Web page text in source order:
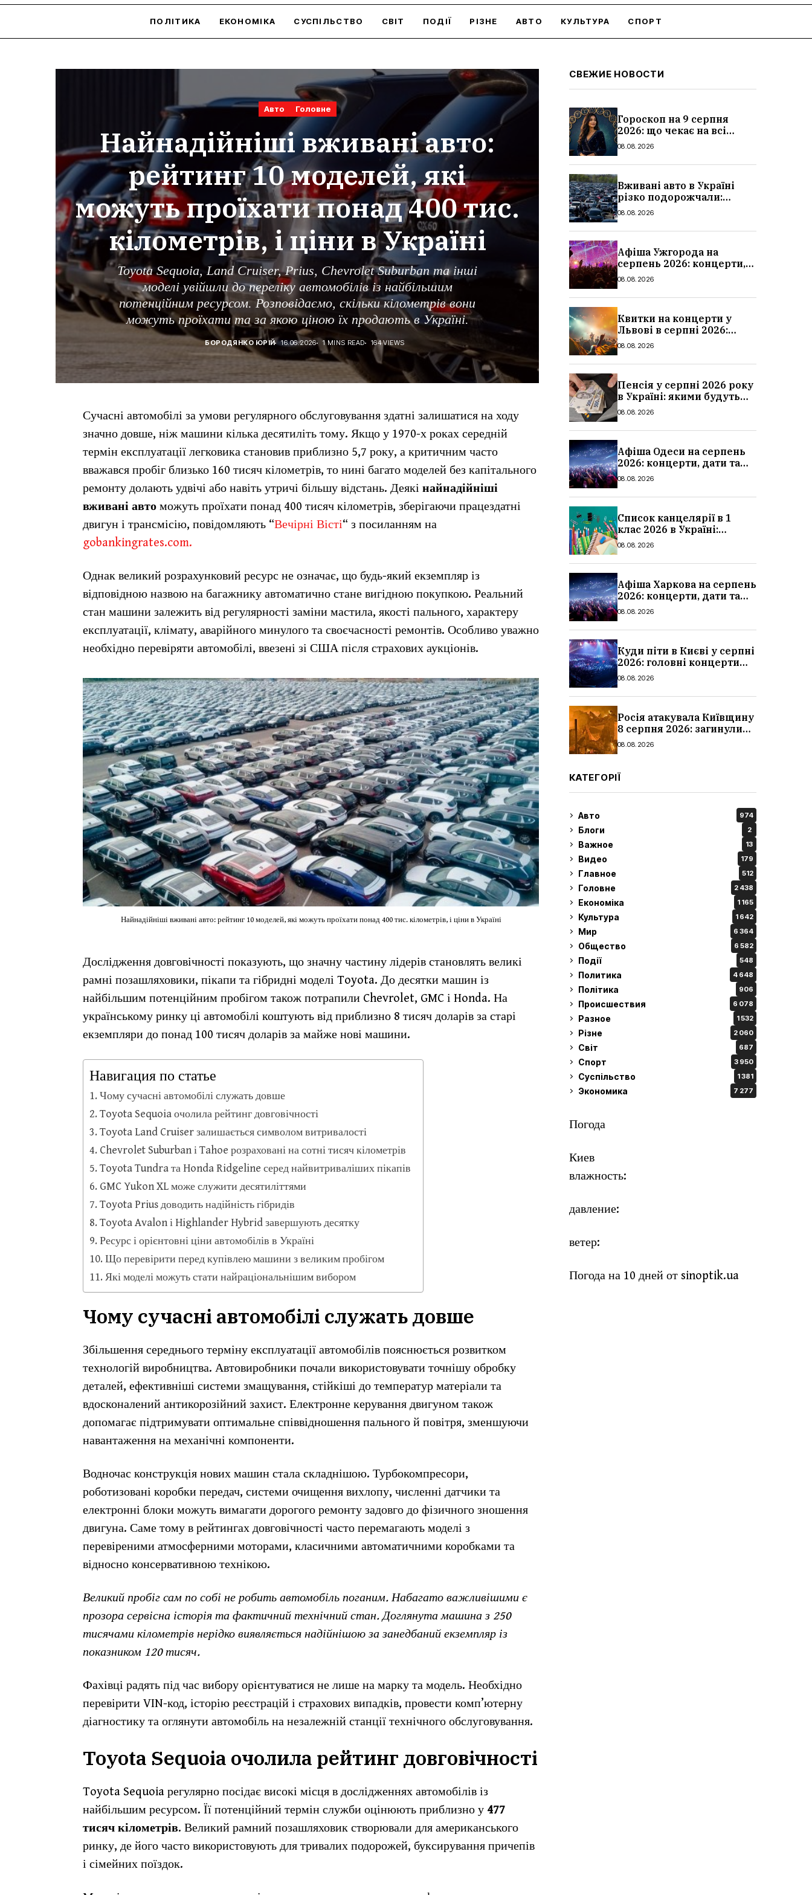
ПОЛІТИКА ЕКОНОМІКА СУСПІЛЬСТВО СВІТ ПОДІЇ РІЗНЕ АВТО КУЛЬТУРА СПОРТ
Авто Головне
Найнадійніші вживані авто:
рейтинг 10 моделей, які
можуть проїхати понад 400 тис.
кілометрів, і ціни в Україні
Toyota Sequoia, Land Cruiser, Prius, Chevrolet Suburban та інші
моделі увійшли до переліку автомобілів із найбільшим
потенційним ресурсом. Розповідаємо, скільки кілометрів вони
можуть проїхати та за якою ціною їх продають в Україні.
БОРОДЯНКО ЮРІЙ 16.06.2026 1 MINS READ 164 VIEWS
Сучасні автомобілі за умови регулярного обслуговування здатні залишатися на ходу
значно довше, ніж машини кілька десятиліть тому. Якщо у 1970-х роках середній
термін експлуатації легковика становив приблизно 5,7 року, а критичним часто
вважався пробіг близько 160 тисяч кілометрів, то нині багато моделей без капітального
ремонту долають удвічі або навіть утричі більшу відстань. Деякі найнадійніші
вживані авто можуть проїхати понад 400 тисяч кілометрів, зберігаючи працездатні
двигун і трансмісію, повідомляють “Вечірні Вісті“ з посиланням на
gobankingrates.com.
Однак великий розрахунковий ресурс не означає, що будь-який екземпляр із
відповідною назвою на багажнику автоматично стане вигідною покупкою. Реальний
стан машини залежить від регулярності заміни мастила, якості пального, характеру
експлуатації, клімату, аварійного минулого та своєчасності ремонтів. Особливо уважно
необхідно перевіряти автомобілі, ввезені зі США після страхових аукціонів.
Найнадійніші вживані авто: рейтинг 10 моделей, які можуть проїхати понад 400 тис. кілометрів, і ціни в Україні
Дослідження довговічності показують, що значну частину лідерів становлять великі
рамні позашляховики, пікапи та гібридні моделі Toyota. До десятки машин із
найбільшим потенційним пробігом також потрапили Chevrolet, GMC і Honda. На
українському ринку ці автомобілі коштують від приблизно 8 тисяч доларів за старі
екземпляри до понад 100 тисяч доларів за майже нові машини.
Навигация по статье
Чому сучасні автомобілі служать довше
Toyota Sequoia очолила рейтинг довговічності
Toyota Land Cruiser залишається символом витривалості
Chevrolet Suburban і Tahoe розраховані на сотні тисяч кілометрів
Toyota Tundra та Honda Ridgeline серед найвитриваліших пікапів
GMC Yukon XL може служити десятиліттями
Toyota Prius доводить надійність гібридів
Toyota Avalon і Highlander Hybrid завершують десятку
Ресурс і орієнтовні ціни автомобілів в Україні
Що перевірити перед купівлею машини з великим пробігом
Які моделі можуть стати найраціональнішим вибором
Чому сучасні автомобілі служать довше
Збільшення середнього терміну експлуатації автомобілів пояснюється розвитком
технологій виробництва. Автовиробники почали використовувати точнішу обробку
деталей, ефективніші системи змащування, стійкіші до температур матеріали та
вдосконалений антикорозійний захист. Електронне керування двигуном також
допомагає підтримувати оптимальне співвідношення пального й повітря, зменшуючи
навантаження на механічні компоненти.
Водночас конструкція нових машин стала складнішою. Турбокомпресори,
роботизовані коробки передач, системи очищення вихлопу, численні датчики та
електронні блоки можуть вимагати дорогого ремонту задовго до фізичного зношення
двигуна. Саме тому в рейтингах довговічності часто перемагають моделі з
перевіреними атмосферними моторами, класичними автоматичними коробками та
відносно консервативною технікою.
Великий пробіг сам по собі не робить автомобіль поганим. Набагато важливішими є
прозора сервісна історія та фактичний технічний стан. Доглянута машина з 250
тисячами кілометрів нерідко виявляється надійнішою за занедбаний екземпляр із
показником 120 тисяч.
Фахівці радять під час вибору орієнтуватися не лише на марку та модель. Необхідно
перевірити VIN-код, історію реєстрацій і страхових випадків, провести комп’ютерну
діагностику та оглянути автомобіль на незалежній станції технічного обслуговування.
Toyota Sequoia очолила рейтинг довговічності
Toyota Sequoia регулярно посідає високі місця в дослідженнях автомобілів із
найбільшим ресурсом. Її потенційний термін служби оцінюють приблизно у 477
тисяч кілометрів. Великий рамний позашляховик створювали для американського
ринку, де його часто використовують для тривалих подорожей, буксирування причепів
і сімейних поїздок.
СВЕЖИЕ НОВОСТИ
Гороскоп на 9 серпня
2026: що чекає на всі
знаки зодіаку
08.08.2026
Вживані авто в Україні
різко подорожчали:
причини, які машини
08.08.2026
Афіша Ужгорода на
серпень 2026: концерти,
дати та ціни
08.08.2026
Квитки на концерти у
Львові в серпні 2026:
дати, ціни та локації
08.08.2026
Пенсія у серпні 2026 року
в Україні: якими будуть
мінімальні та
суми
08.08.2026
Афіша Одеси на серпень
2026: концерти, дати та
ціни квитків
08.08.2026
Список канцелярії в 1
клас 2026 в Україні:
повний чек-лист для
08.08.2026
Афіша Харкова на серпень
2026: концерти, дати та
ціни квитків
08.08.2026
Куди піти в Києві у серпні
2026: головні концерти
місяця, дати, артисти та
08.08.2026
Росія атакувала Київщину
8 серпня 2026: загинули
троє людей, серед них
08.08.2026
КАТЕГОРІЇ
Авто 974
Блоги 2
Важное 13
Видео 179
Главное 512
Головне 2 438
Економіка 1 165
Культура 1 642
Мир 6 364
Общество 6 582
Події 548
Политика 4 648
Політика 906
Происшествия 6 078
Разное 1 532
Різне 2 060
Світ 687
Спорт 3 950
Суспільство 1 381
Экономика 7 277
Погода
Киев
влажность:
давление:
ветер:
Погода на 10 дней от sinoptik.ua